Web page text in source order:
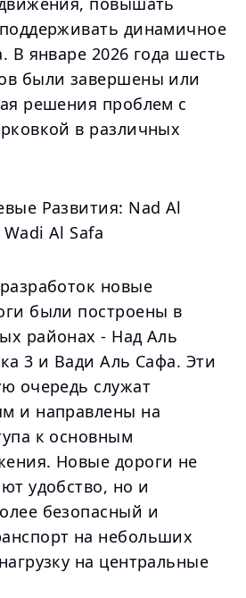
динамичное
В январе 2026 года шесть
были завершены или
решения проблем с
в различных
Развития: Nad Al
Al Safa
новые
были построены в
районах - Над Аль
3 и Вади Аль Сафа. Эти
очередь служат
и направлены на
к основным
Новые дороги не
удобство, но и
безопасный и
на небольших
на центральные